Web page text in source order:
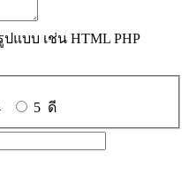
แบบ เช่น HTML PHP
5 ดี